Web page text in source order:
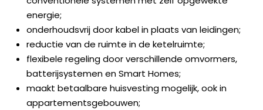
energie;
onderhoudsvrij door kabel in plaats van leidingen;
reductie van de ruimte in de ketelruimte;
flexibele regeling door verschillende omvormers,
batterijsystemen en Smart Homes;
maakt betaalbare huisvesting mogelijk, ook in
appartementsgebouwen;